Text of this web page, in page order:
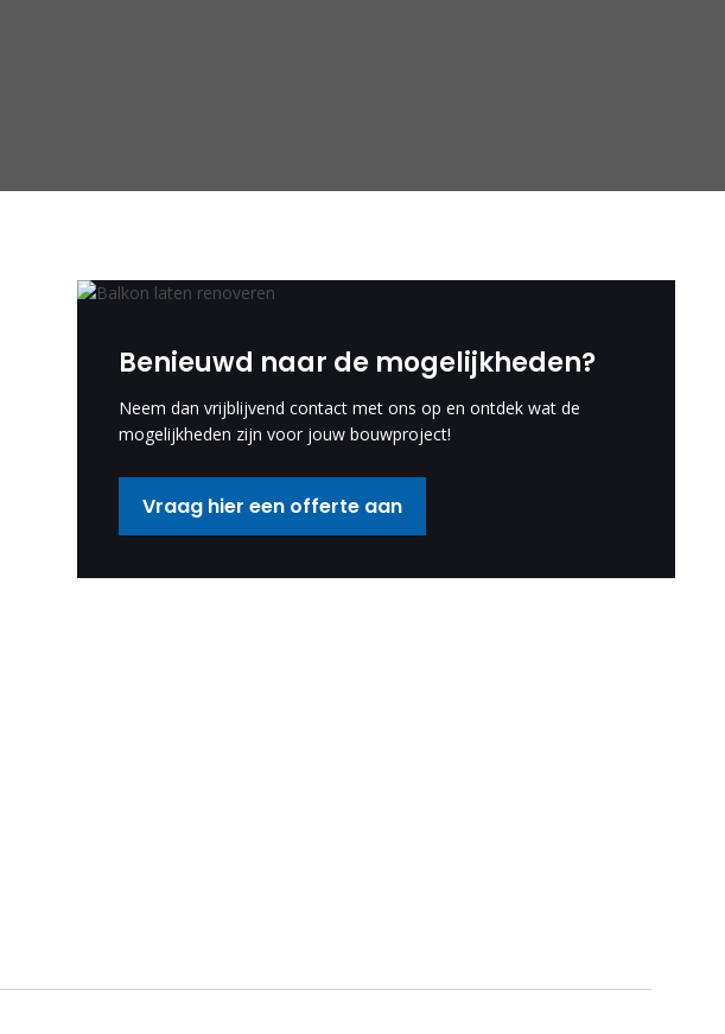
Benieuwd naar de mogelijkheden?
Neem dan vrijblijvend contact met ons op en ontdek wat de
mogelijkheden zijn voor jouw bouwproject!
Vraag hier een offerte aan